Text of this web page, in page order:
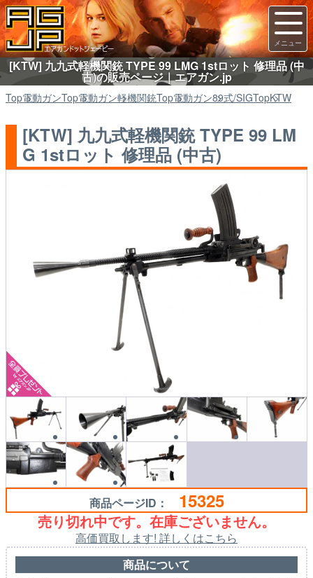
[KTW] 九九式軽機関銃 TYPE 99 LMG 1stロット 修理品 (中
古)の販売ページ｜エアガン.jp
Top電動ガンTop電動ガン軽機関銃Top電動ガン89式/SIGTopKTW
[KTW] 九九式軽機関銃 TYPE 99 LM
G 1stロット 修理品 (中古)
商品ページID： 15325
売り切れ中です。在庫ございません。
高価買取します! 詳しくはこちら
商品について